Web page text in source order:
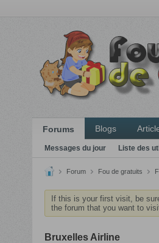
Forums Blogs
Messages du jour Liste des
Forum Fou de gratuits
If this is your first visit, be
the forum that you want to
Bruxelles Airline